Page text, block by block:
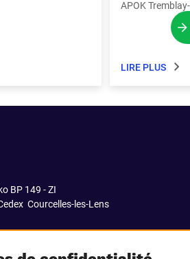
APOK
LIRE PLUS
BP 149 - ZI
Courcelles-les-Lens